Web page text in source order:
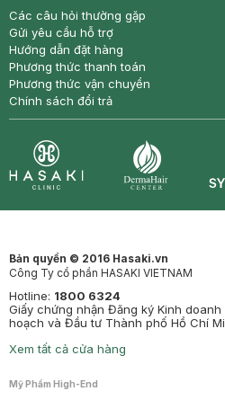
Các câu hỏi thường gặp
Gửi yêu cầu hỗ trợ
Hướng dẫn đặt hàng
Phương thức thanh toán
Phương thức vận chuyển
Chính sách đổi trả
Bản quyền © 2016 Hasaki.vn
Công Ty cổ phần HASAKI VIETNAM
Hotline: 1800 6324
Giấy chứng nhận Đăng ký Kinh doanh
hoạch và Đầu tư Thành phố Hồ Chí
Xem tất cả cửa hàng
Mỹ Phẩm High-End